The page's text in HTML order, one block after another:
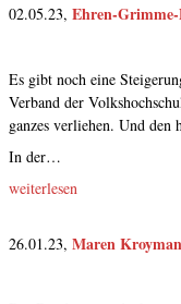
02.05.23, Ehren-
Es gibt noch eine
Verband der
ganzes verliehen. Und
In der…
weiterlesen
26.01.23, Maren